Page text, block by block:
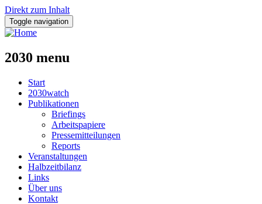
Direkt zum Inhalt
Toggle navigation
2030 menu
Start
2030watch
Publikationen
Briefings
Arbeitspapiere
Pressemitteilungen
Reports
Veranstaltungen
Halbzeitbilanz
Links
Über uns
Kontakt